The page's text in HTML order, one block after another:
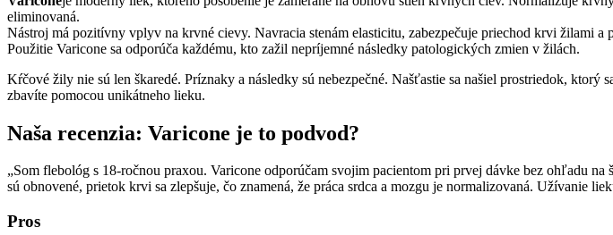
eliminovaná.
Nástroj má pozitívny vplyv na krvné cievy. Navracia stenám elasticitu, zabezpečuje priechod krvi žilami a
Použitie Varicone sa odporúča každému, kto zažil nepríjemné následky patologických zmien v žilách.
Kŕčové žily nie sú len škaredé. Príznaky a následky sú nebezpečné. Našťastie sa našiel prostriedok,
zbavíte pomocou unikátneho lieku.
Naša recenzia: Varicone je to podvod?
„Som flebológ s 18-ročnou praxou. Varicone odporúčam svojim pacientom pri prvej dávke bez ohľadu
sú obnovené, prietok krvi sa zlepšuje, čo znamená, že práca srdca a mozgu je normalizovaná. Užívanie
Pros